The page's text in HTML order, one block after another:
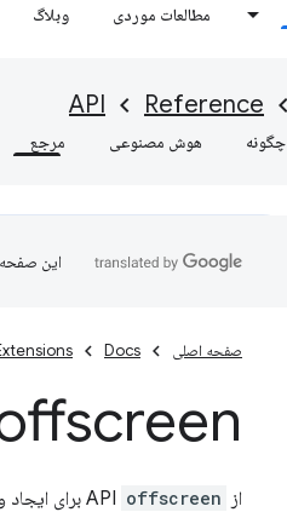
مطالعات موردی وبلاگ
Reference
API
چگونه هوش مصنوعی مرجع
این
صفحه اصلی Docs
از API offscreen برای